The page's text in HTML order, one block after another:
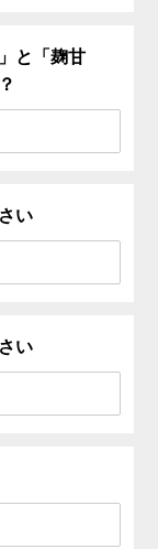
と「麹甘
い
い